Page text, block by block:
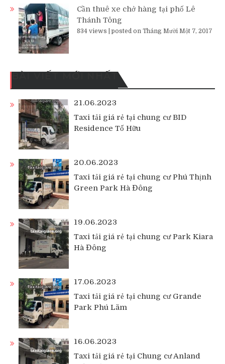
Cần thuê xe chở hàng tại phố Lê
Thánh Tông
834 views posted on Tháng Mười Một 7, 2017
BÀI VIẾT MỚI NHẤT
21.06.2023
Taxi tải giá rẻ tại chung cư BID
Residence Tố Hữu
20.06.2023
Taxi tải giá rẻ tại chung cư Phú Thịnh
Green Park Hà Đông
19.06.2023
Taxi tải giá rẻ tại chung cư Park Kiara
Hà Đông
17.06.2023
Taxi tải giá rẻ tại chung cư Grande
Park Phú Lãm
16.06.2023
Taxi tải giá rẻ tại Chung cư Anland